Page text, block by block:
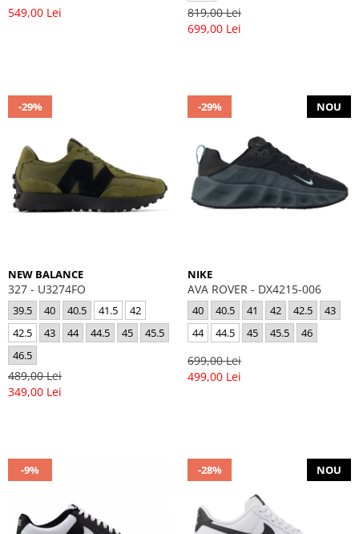
549,00 Lei
819,00 Lei
699,00 Lei
-29%
NEW BALANCE
327 - U3274FO
39.5 40 40.5 41.5
42
42.5
43 44 44.5 45
45.5
46.5
489,00 Lei
349,00 Lei
-29% NOU
NIKE
AVA ROVER - DX4215-006
40 40.5 41 42 42.5
43
44
44.5 45 45.5 46
699,00 Lei
499,00 Lei
-9% -28% NOU